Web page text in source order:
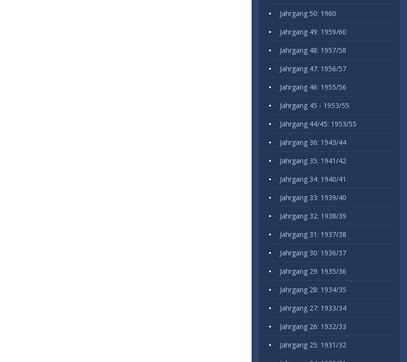
Jahrgang 50: 1960
Jahrgang 49: 1959/60
Jahrgang 48: 1957/58
Jahrgang 47: 1956/57
Jahrgang 46: 1955/56
Jahrgang 45 - 1953/55
Jahrgang 44/45: 1953/55
Jahrgang 36: 1943/44
Jahrgang 35: 1941/42
Jahrgang 34: 1940/41
Jahrgang 33: 1939/40
Jahrgang 32: 1938/39
Jahrgang 31: 1937/38
Jahrgang 30: 1936/37
Jahrgang 29: 1935/36
Jahrgang 28: 1934/35
Jahrgang 27: 1933/34
Jahrgang 26: 1932/33
Jahrgang 25: 1931/32